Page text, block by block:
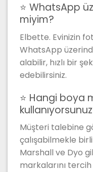
⭐ WhatsApp
miyim?
Elbette. Evinizin
WhatsApp
alabilir, hızlı bir
edebilirsiniz.
⭐ Hangi boya
Müşteri talebine
çalışabilmekle
Marshall ve Dyo
markalarını